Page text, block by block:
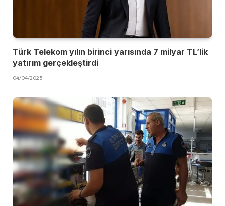
Türk Telekom yılın birinci yarısında 7 milyar TL’lik
yatırım gerçekleştirdi
04/04/2025